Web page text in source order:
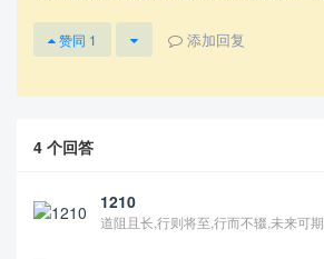
查看更多
赞同 1 添加回复
4 个回答
1210
道阻且长,行则将至,行而不辍,未来可期